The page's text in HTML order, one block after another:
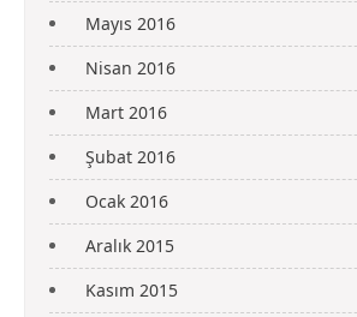
Mayıs 2016
Nisan 2016
Mart 2016
Şubat 2016
Ocak 2016
Aralık 2015
Kasım 2015